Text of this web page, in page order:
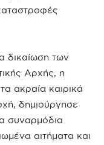
δικαίωση των
Αρχής, η
ακραία καιρικά
δημιούργησε
συναρμόδια
αιτήματα και